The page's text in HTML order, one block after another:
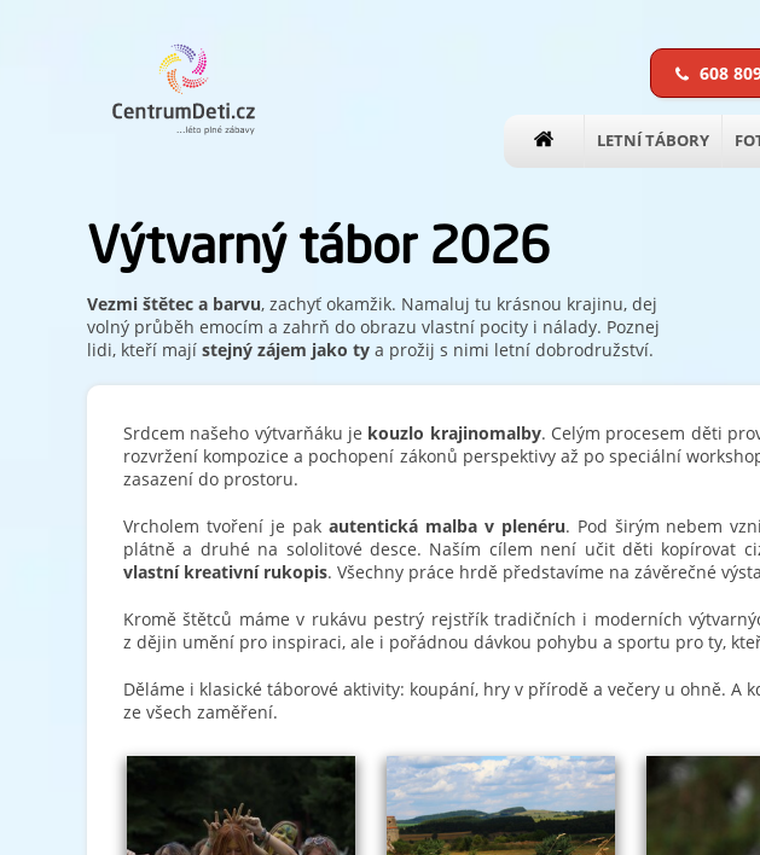
608
LETNÍ TÁBORY
Výtvarný tábor 2026
Vezmi štětec a barvu, zachyť okamžik. Namaluj tu krásnou krajinu, dej
volný průběh emocím a zahrň do obrazu vlastní pocity i nálady. Poznej
lidi, kteří mají stejný zájem jako ty a prožij s nimi letní dobrodružství.
Srdcem našeho výtvarňáku je kouzlo krajinomalby. Celým procesem děti
rozvržení kompozice a pochopení zákonů perspektivy až po speciální
zasazení do prostoru.
Vrcholem tvoření je pak autentická malba v plenéru. Pod širým nebem
plátně a druhé na sololitové desce. Naším cílem není učit děti kopírovat
vlastní kreativní rukopis. Všechny práce hrdě představíme na závěrečné
Kromě štětců máme v rukávu pestrý rejstřík tradičních i moderních
z dějin umění pro inspiraci, ale i pořádnou dávkou pohybu a sportu pro ty,
Děláme i klasické táborové aktivity: koupání, hry v přírodě a večery u ohně. A
ze všech zaměření.